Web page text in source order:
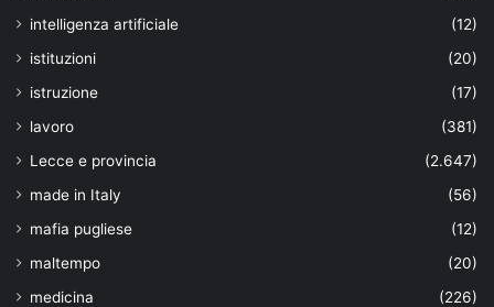
intelligenza artificiale
(12)
istituzioni
(20)
istruzione
(17)
lavoro
(381)
Lecce e provincia
(2.647)
made in Italy
(56)
mafia pugliese
(12)
maltempo
(20)
medicina
(226)